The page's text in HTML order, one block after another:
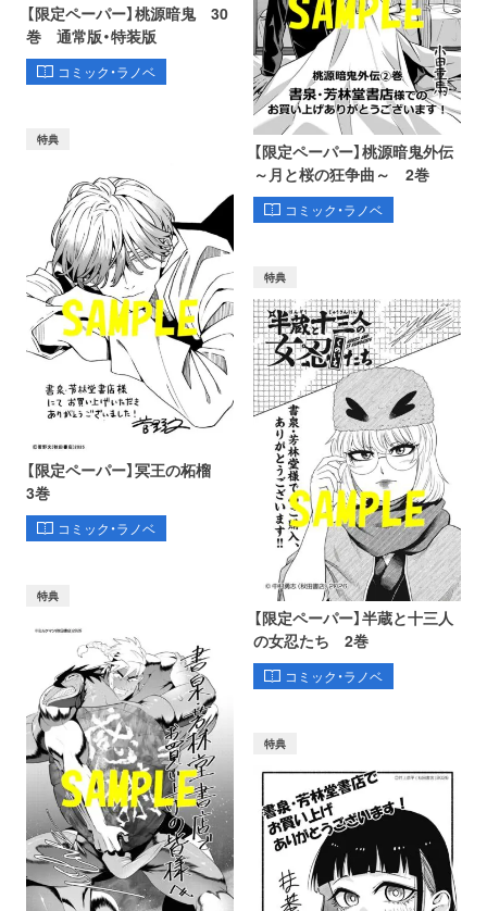
【限定ペーパー】桃源暗鬼 30
巻 通常版・特装版
コミック・ラノベ
【限定ペーパー】桃源暗鬼外伝
～月と桜の狂争曲～ 2巻
コミック・ラノベ
特典
【限定ペーパー】冥王の柘榴
3巻
コミック・ラノベ
特典
【限定ペーパー】半蔵と十三人
の女忍たち 2巻
コミック・ラノベ
特典
特典